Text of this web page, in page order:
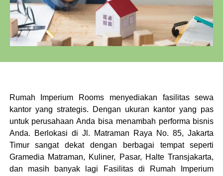
Rumah Imperium Rooms menyediakan fasilitas sewa
kantor yang strategis. Dengan ukuran kantor yang pas
untuk perusahaan Anda bisa menambah performa bisnis
Anda. Berlokasi di Jl. Matraman Raya No. 85, Jakarta
Timur sangat dekat dengan berbagai tempat seperti
Gramedia Matraman, Kuliner, Pasar, Halte Transjakarta,
dan masih banyak lagi Fasilitas di Rumah Imperium